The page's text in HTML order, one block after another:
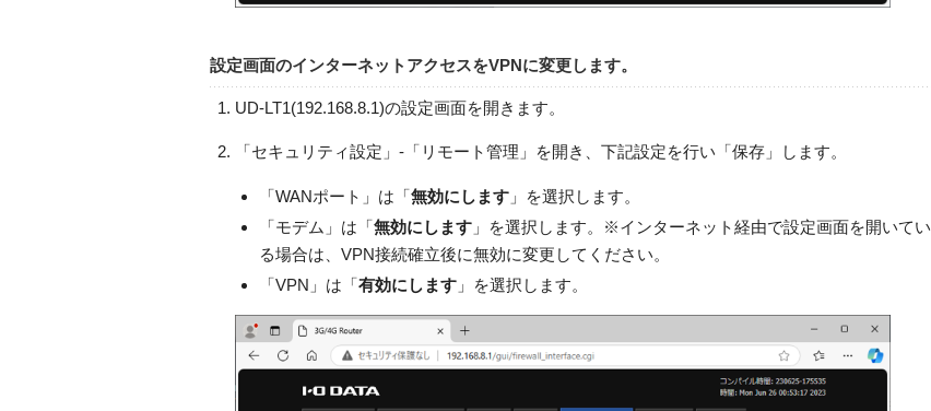
設定画面のインターネットアクセスをVPNに変更します。
UD-LT1(192.168.8.1)の設定画面を開きます。
「セキュリティ設定」-「リモート管理」を開き、下記設定を行い「保存」します。
「WANポート」は「無効にします 」を選択します。
「モデム」は「無効にします 」を選択します。※インターネット経由で設定画面を開いてい
る場合は、VPN接続確立後に無効に変更してください。
「VPN」は「有効にします 」を選択します。